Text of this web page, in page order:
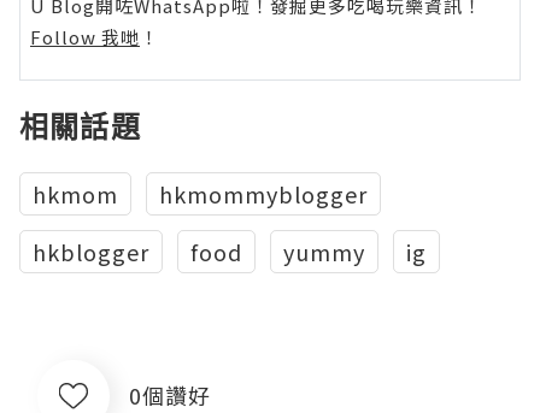
Follow 我哋 ！
相關話題
hkmom
hkmommyblogger
hkblogger
food yummy ig
0個讚好